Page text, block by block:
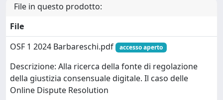
File in questo prodotto:
File
OSF 1 2024 Barbareschi.pdf
accesso aperto
Descrizione: Alla ricerca della fonte di regolazione
della giustizia consensuale digitale. Il caso delle
Online Dispute Resolution